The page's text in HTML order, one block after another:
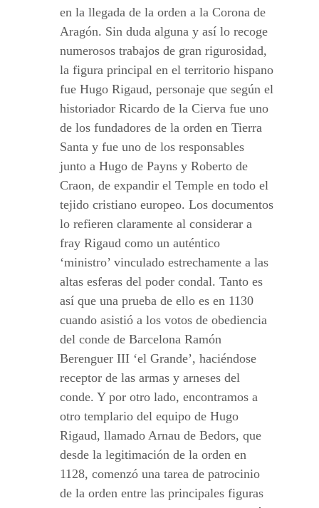
en la llegada de la orden a la Corona de
Aragón. Sin duda alguna y así lo recoge
numerosos trabajos de gran rigurosidad,
la figura principal en el territorio hispano
fue Hugo Rigaud, personaje que según el
historiador Ricardo de la Cierva fue uno
de los fundadores de la orden en Tierra
Santa y fue uno de los responsables
junto a Hugo de Payns y Roberto de
Craon, de expandir el Temple en todo el
tejido cristiano europeo. Los documentos
lo refieren claramente al considerar a
fray Rigaud como un auténtico
‘ministro’ vinculado estrechamente a las
altas esferas del poder condal. Tanto es
así que una prueba de ello es en 1130
cuando asistió a los votos de obediencia
del conde de Barcelona Ramón
Berenguer III ‘el Grande’, haciéndose
receptor de las armas y arneses del
conde. Y por otro lado, encontramos a
otro templario del equipo de Hugo
Rigaud, llamado Arnau de Bedors, que
desde la legitimación de la orden en
1128, comenzó una tarea de patrocinio
de la orden entre las principales figuras